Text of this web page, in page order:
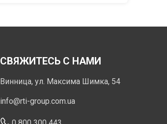
СВЯЖИТЕСЬ С НАМИ
Винница, ул. Максима Шимка, 54
info@rti-group.com.ua